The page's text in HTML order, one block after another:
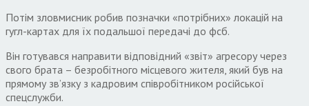
Потім зловмисник робив позначки «потрібних» локацій на
гугл-картах для їх подальшої передачі до фсб.
Він готувався направити відповідний «звіт» агресору через
свого брата – безробітного місцевого жителя, який був на
прямому зв’язку з кадровим співробітником російської
спецслужби.